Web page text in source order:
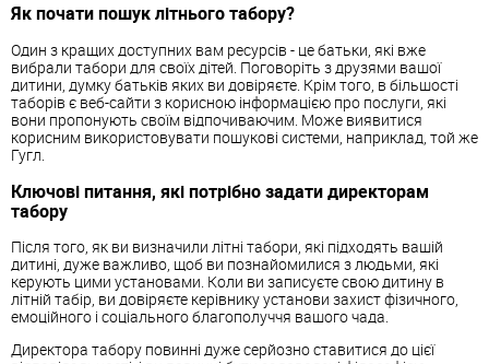
Як почати пошук літнього табору?
Один з кращих доступних вам ресурсів - це батьки, які вже
вибрали табори для своїх дітей. Поговоріть з друзями вашої
дитини, думку батьків яких ви довіряєте. Крім того, в більшості
таборів є веб-сайти з корисною інформацією про послуги, які
вони пропонують своїм відпочиваючим. Може виявитися
корисним використовувати пошукові системи, наприклад, той же
Гугл.
Ключові питання, які потрібно задати директорам
табору
Після того, як ви визначили літні табори, які підходять вашій
дитині, дуже важливо, щоб ви познайомилися з людьми, які
керують цими установами. Коли ви записуєте свою дитину в
літній табір, ви довіряєте керівнику установи захист фізичного,
емоційного і соціального благополуччя вашого чада.
Директора табору повинні дуже серйозно ставитися до цієї